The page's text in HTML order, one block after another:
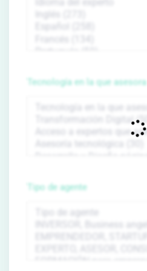
Tecnología en la que asesora
Tipo de agente